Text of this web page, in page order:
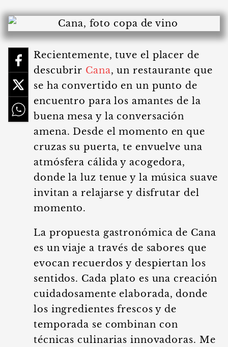
Recientemente, tuve el placer de
descubrir Cana, un restaurante que
se ha convertido en un punto de
encuentro para los amantes de la
buena mesa y la conversación
amena. Desde el momento en que
cruzas su puerta, te envuelve una
atmósfera cálida y acogedora,
donde la luz tenue y la música suave
invitan a relajarse y disfrutar del
momento.
La propuesta gastronómica de Cana
es un viaje a través de sabores que
evocan recuerdos y despiertan los
sentidos. Cada plato es una creación
cuidadosamente elaborada, donde
los ingredientes frescos y de
temporada se combinan con
técnicas culinarias innovadoras. Me